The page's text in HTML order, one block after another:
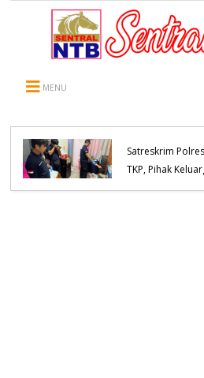
MENU
Satreskrim
TKP, Pihak